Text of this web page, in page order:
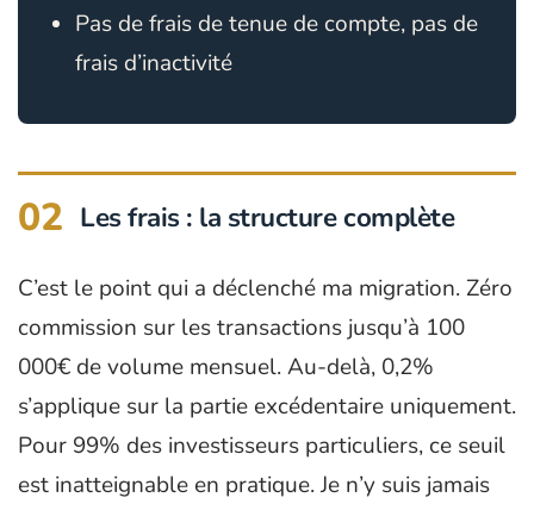
Pas de frais de tenue de compte, pas de
frais d’inactivité
02 Les frais : la structure complète
C’est le point qui a déclenché ma migration. Zéro
commission sur les transactions jusqu’à 100
000€ de volume mensuel. Au-delà, 0,2%
s’applique sur la partie excédentaire uniquement.
Pour 99% des investisseurs particuliers, ce seuil
est inatteignable en pratique. Je n’y suis jamais